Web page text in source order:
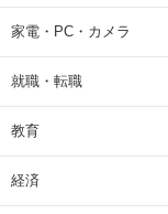
家電・PC・カメラ
就職・転職
教育
経済